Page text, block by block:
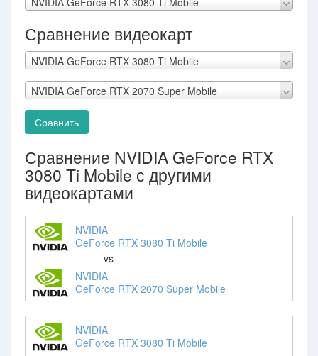
Сравнение видеокарт
NVIDIA GeForce RTX 3080 Ti Mobile
NVIDIA GeForce RTX 2070 Super Mobile
Сравнить
Сравнение NVIDIA GeForce RTX
3080 Ti Mobile с другими
видеокартами
NVIDIA
GeForce RTX 3080 Ti Mobile
vs
NVIDIA
GeForce RTX 2070 Super Mobile
NVIDIA
GeForce RTX 3080 Ti Mobile